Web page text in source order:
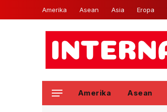
Amerika Asean Asia Eropa
Amerika Asean